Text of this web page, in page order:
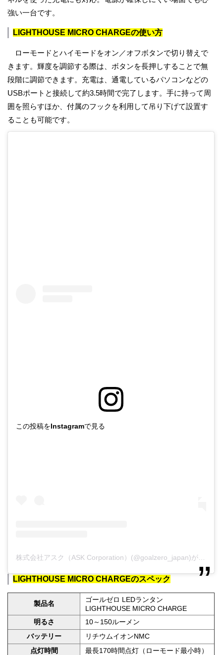
強い一台です。
LIGHTHOUSE MICRO CHARGEの使い方
ローモードとハイモードをオン／オフボタンで切り替えで
きます。輝度を調節する際は、ボタンを長押しすることで無
段階に調節できます。充電は、通電しているパソコンなどの
USBポートと接続して約3.5時間で完了します。手に持って周
囲を照らすほか、付属のフックを利用して吊り下げて設置す
ることも可能です。
この投稿をInstagramで見る
LIGHTHOUSE MICRO CHARGEのスペック
製品名
ゴールゼロ LEDランタン
LIGHTHOUSE MICRO CHARGE
明るさ
10～150ルーメン
バッテリー
リチウムイオンNMC
点灯時間
最長170時間点灯（ローモード最小時）